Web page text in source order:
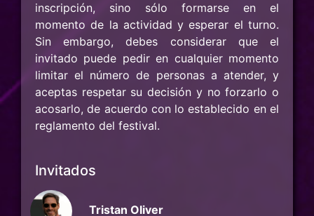
inscripción, sino sólo formarse en el
momento de la actividad y esperar el turno.
Sin embargo, debes considerar que el
invitado puede pedir en cualquier momento
limitar el número de personas a atender, y
aceptas respetar su decisión y no forzarlo o
acosarlo, de acuerdo con lo establecido en el
reglamento del festival.
Invitados
Tristan Oliver